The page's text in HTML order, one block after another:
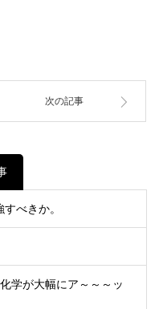
次の記事
べきか。
学が大幅にア～～～ッ